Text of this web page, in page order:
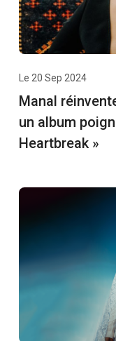
Le 20 Sep 2024
Manal
un album
Heartbreak »